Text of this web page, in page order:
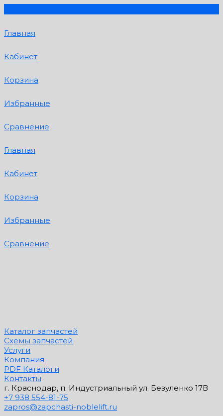
Главная
Кабинет
Корзина
Избранные
Сравнение
Главная
Кабинет
Корзина
Избранные
Сравнение
Каталог запчастей
Схемы запчастей
Услуги
Компания
PDF Каталоги
Контакты
г. Краснодар, п. Индустриальный ул. Безуленко 17В
+7 938 554-81-75
zapros@zapchasti-noblelift.ru